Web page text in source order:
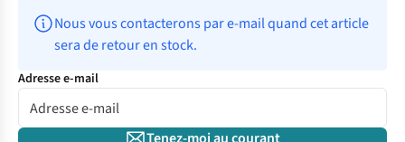
Nous vous contacterons par e-mail quand cet article
sera de retour en stock.
Adresse e-mail